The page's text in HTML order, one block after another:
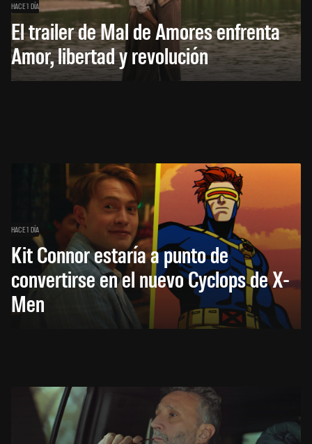
HACE 1 DÍA
El trailer de Mal de Amores enfrenta
Amor, libertad y revolución
HACE 1 DÍA
Kit Connor estaría a punto de
convertirse en el nuevo Cyclops de X-
Men